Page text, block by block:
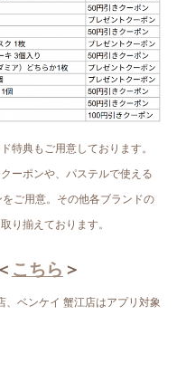
特典もご用意しております。
ーポンや、パステルで使える
ご用意。その他各ブランドの
り揃えております。
こちら ＞
ベンケイ 蟹江店はアプリ対象